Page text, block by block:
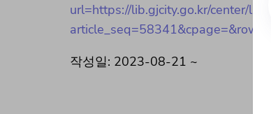
url=https://lib.gjcity.go.kr/center/
작성일: 2023-08-21 ~